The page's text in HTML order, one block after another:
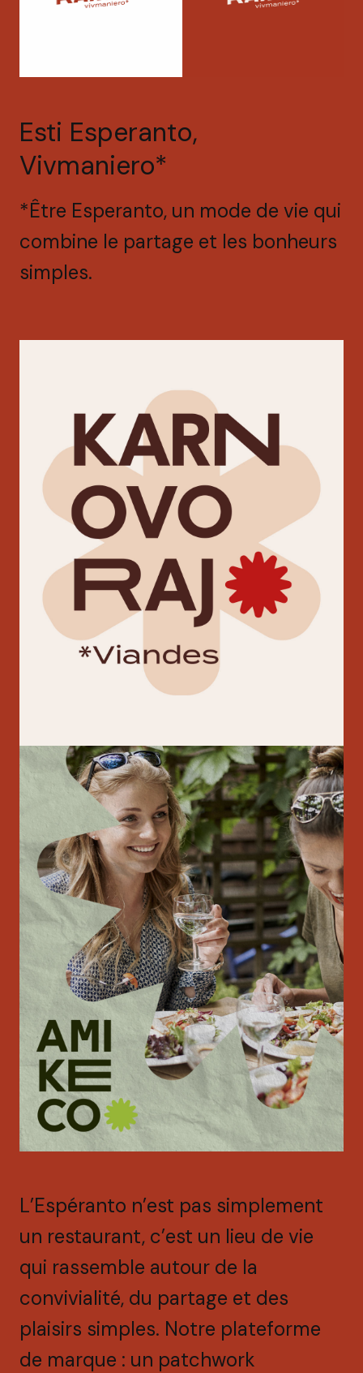
Esti Esperanto,
Vivmaniero*
*Être Esperanto, un mode de vie qui
combine le partage et les bonheurs
simples.
L’Espéranto n’est pas simplement
un restaurant, c’est un lieu de vie
qui rassemble autour de la
convivialité, du partage et des
plaisirs simples. Notre plateforme
de marque : un patchwork